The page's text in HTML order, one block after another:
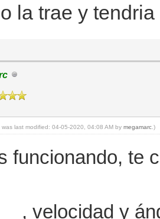
la trae y
was last modified: 04-05-2020, 04:08 AM by megamarc .)
funcionando, te
, velocidad y